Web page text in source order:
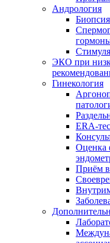
Андрология
ЭКО при
Гинекология
ERA-
Оценка
Приём